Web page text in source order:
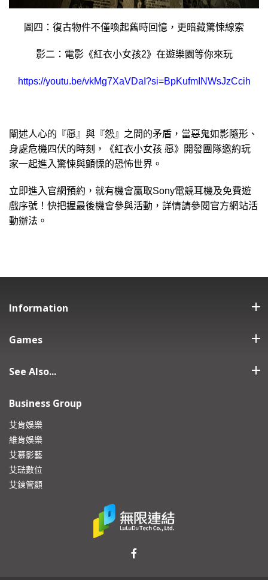
圖四：復古物件不僅喚起舊時回憶，更暗藏驚悚線索
影二：電影《紅衣小女孩2》在遊樂園等你來玩
https://youtu.be/vkMg7XaVDaI?si=BpKufmINWsJzCcih
闡述人心的『愿』與『怨』之間的矛盾，當惡鬼如影隨形、
身處危機四伏的時刻，《紅衣小女孩 愿》開發團隊邀約玩
家一起進入驚悚與顫慄的恐怖世界。
立即進入官網預約，就有機會贏取Sony電競耳機及免費遊
戲序號！快把握最後機會參與活動，詳情請參閱官方網站活
動辦法。
Information
Games
See Also...
Business Group
艾肯娛樂
維肯娛樂
艾慕影藝
艾琺數位
艾鍊管顧